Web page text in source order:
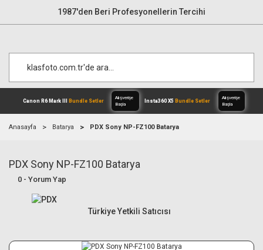
1987'den Beri Profesyonellerin Tercihi
Canon R6 Mark IIIBundle Setler
Anasayfa Batarya PDX Sony NP-FZ100 Batarya
PDX Sony NP-FZ100 Batarya
0 - Yorum Yap
Türkiye Yetkili Satıcısı